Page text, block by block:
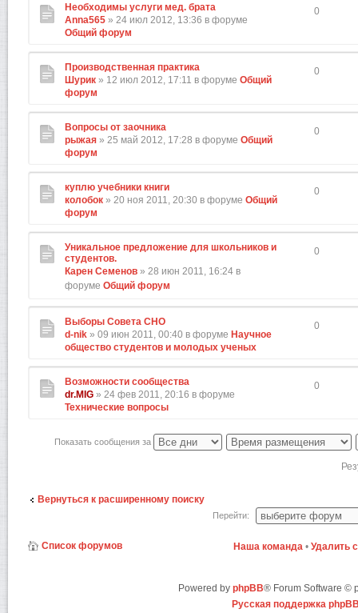
Необходимы услуги мед. брата
Anna565 » 24 июл 2012, 13:36 в форуме
Общий форум
0
Производственная практика
Шурик » 12 июл 2012, 17:11 в форуме Общий
форум
0
Вопросы от заочника
рыжая » 25 май 2012, 17:28 в форуме Общий
форум
0
куплю учебники книги
колобок » 20 ноя 2011, 20:30 в форуме Общий
форум
0
Уникальное предложение для школьников и
студентов.
Карен Семенов » 28 июн 2011, 16:24 в
форуме Общий форум
0
Выборы Совета СНО
d-nik » 09 июн 2011, 00:40 в форуме Научное
общество студентов и молодых ученых
0
Возможности сообщества
dr.MIG » 24 фев 2011, 20:16 в форуме
Технические вопросы
0
Показать сообщения за
Вернуться к расширенному поиску
Перейти:
Список форумов Наша команда • Удалить
Powered by phpBB® Forum Software ©
Русская поддержка